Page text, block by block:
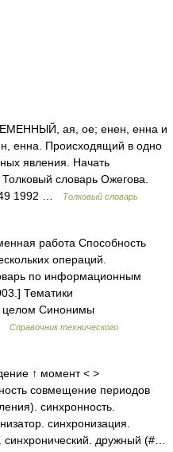
ая, ое; енен, енна и
Происходящий в одно
явления. Начать
словарь Ожегова.
1992 …
Толковый словарь
работа Способность
операций.
по информационным
Тематики
целом Синонимы
Справочник технического
↑ момент < >
совмещение периодов
синхронность.
синхронизация.
дружный (#…